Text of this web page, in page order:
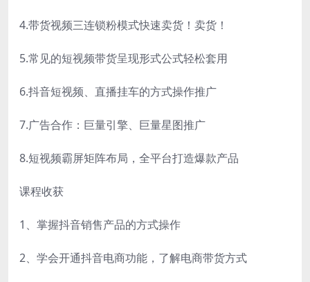
4.带货视频三连锁粉模式快速卖货！卖货！
5.常见的短视频带货呈现形式公式轻松套用
6.抖音短视频、直播挂车的方式操作推广
7.广告合作：巨量引擎、巨量星图推广
8.短视频霸屏矩阵布局，全平台打造爆款产品
课程收获
1、掌握抖音销售产品的方式操作
2、学会开通抖音电商功能，了解电商带货方式